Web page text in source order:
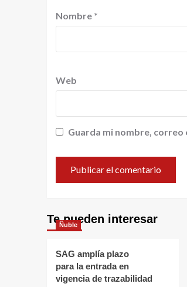
Nombre *
Web
Guarda mi nombre,
Te pueden interesar
Ñuble
SAG amplía plazo
para la entrada en
vigencia de trazabilidad